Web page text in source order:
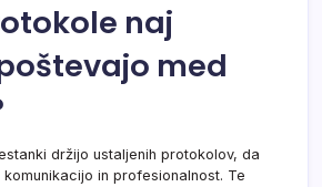
naj
med
držijo ustaljenih protokolov, da
in profesionalnost. Te